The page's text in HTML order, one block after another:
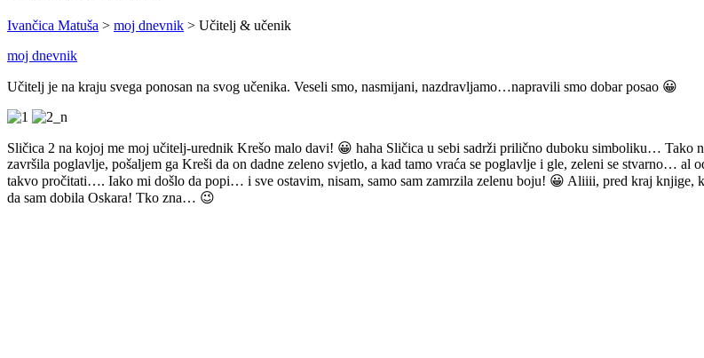
Ivančica Matuša > moj dnevnik > Učitelj & učenik
moj dnevnik
Učitelj je na kraju svega ponosan na svog učenika. Veseli smo, nasmijani, nazdravljamo…napravili smo dobar posao 😀
Sličica 2 na kojoj me moj učitelj-urednik Krešo malo davi! 😀 haha Sličica u sebi sadrži prilično duboku simboliku… Tako
završila poglavlje, pošaljem ga Kreši da on dadne zeleno svjetlo, a kad tamo vraća se poglavlje i gle, zeleni se stvarno…
takvo pročitati…. Iako mi došlo da popi… i sve ostavim, nisam, samo sam zamrzila zelenu boju! 😀 Aliiii, pred kraj knjige,
da sam dobila Oskara! Tko zna… 😉